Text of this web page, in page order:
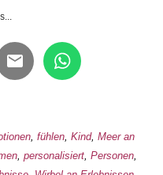
, fühlen, Kind, Meer an
, personalisiert, Personen,